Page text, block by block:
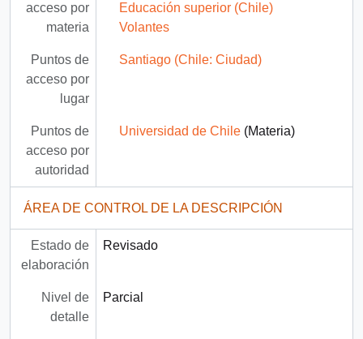
acceso por
materia
Educación superior (Chile)
Volantes
Puntos de
acceso por
lugar
Santiago (Chile: Ciudad)
Puntos de
acceso por
autoridad
Universidad de Chile(Materia)
ÁREA DE CONTROL DE LA DESCRIPCIÓN
Estado de
elaboración
Revisado
Nivel de
detalle
Parcial